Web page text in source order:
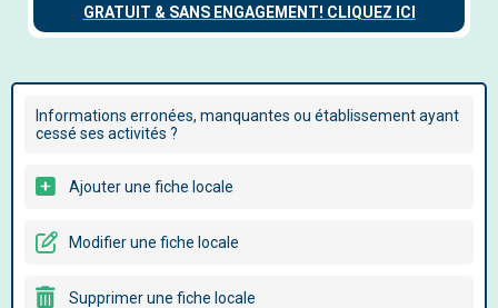
Informations erronées, manquantes ou établissement ayant
cessé ses activités ?
Ajouter une fiche locale
Modifier une fiche locale
Supprimer une fiche locale